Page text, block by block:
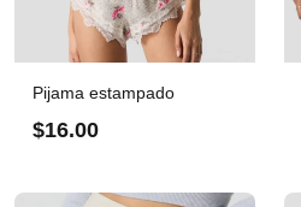
Pijama estampado
$16.00